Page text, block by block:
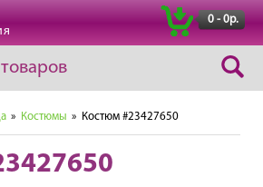
0 - 0р.
» Костюмы » Костюм #23427650